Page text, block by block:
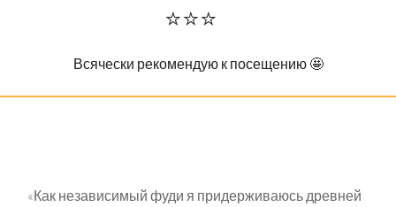
⭐️⭐️⭐️
Всячески рекомендую к посещению 🤩
«Как независимый фуди я придерживаюсь древней